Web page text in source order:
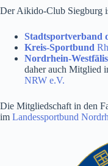
Der Aikido-Club Siegburg
Stadtsportverband
Kreis-Sportbund
Nordrhein-
daher auch Mitglied
NRW e.V.
Die Mitgliedschaft in den
im Landessportbund